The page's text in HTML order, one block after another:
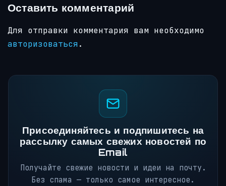
Оставить комментарий
Для отправки комментария вам необходимо
авторизоваться.
Присоединяйтесь и подпишитесь на
рассылку самых свежих новостей по
Email
Получайте свежие новости и идеи на почту.
Без спама — только самое интересное.